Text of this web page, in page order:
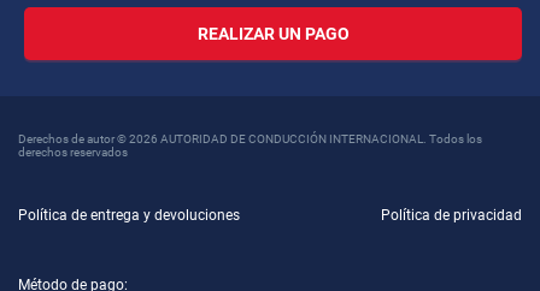
REALIZAR UN PAGO
Derechos de autor © 2026 AUTORIDAD DE CONDUCCIÓN INTERNACIONAL. Todos los
derechos reservados
Política de entrega y devoluciones Política de privacidad
Método de pago: